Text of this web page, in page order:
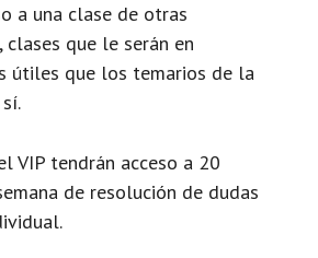
a una clase de otras
clases que le serán en
útiles que los temarios de la
VIP tendrán acceso a 20
de resolución de dudas